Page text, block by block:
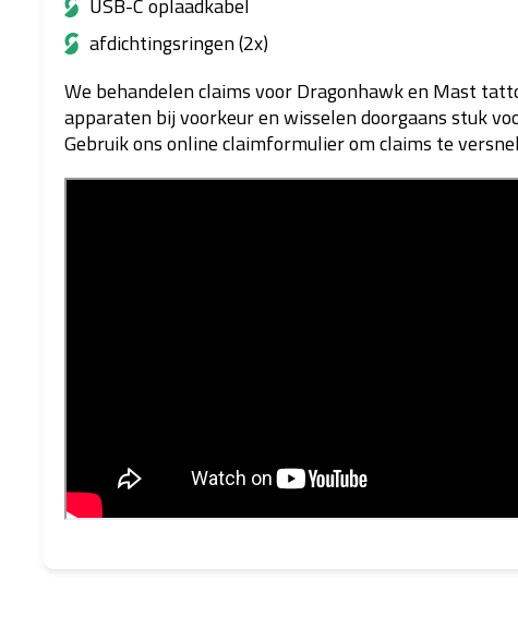
afdichtingsringen (2x)
We behandelen claims voor Dragonhawk en Mast
apparaten bij voorkeur en wisselen doorgaans stuk
Gebruik ons online claimformulier om claims te